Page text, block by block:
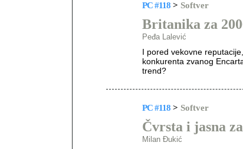
PC #118 > Softver
Britanika za
Peđa Lalević
I pored vekovne
konkurenta zvanog
trend?
PC #118 > Softver
Čvrsta i jasna
Milan Đukić